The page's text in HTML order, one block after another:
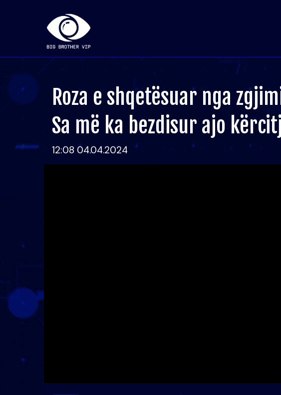
Roza e shqetësuar nga
Sa më ka bezdisur ajo
12:08 04.04.2024